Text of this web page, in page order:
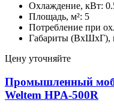
Охлаждение, кВт:
Площадь, м²: 5
Потребление при
Габариты (ВхШхГ),
Цену уточняйте
Промышленный
Weltem HPA-500R